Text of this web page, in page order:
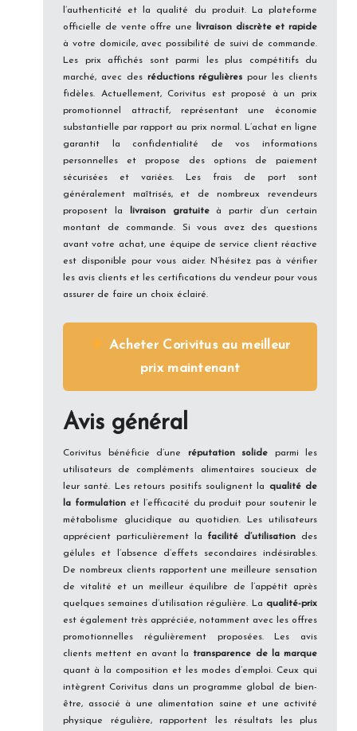
l’authenticité et la qualité du produit. La plateforme
officielle de vente offre une
livraison discrète et rapide
à votre domicile, avec possibilité de suivi de commande.
Les prix affichés sont parmi les plus compétitifs du
marché, avec des réductions régulières pour les clients
fidèles. Actuellement, Corivitus est proposé à un prix
promotionnel attractif, représentant une économie
substantielle par rapport au prix normal. L’achat en ligne
garantit la confidentialité de vos informations
personnelles et propose des options de paiement
sécurisées et variées. Les frais de port sont
généralement maîtrisés, et de nombreux revendeurs
proposent la
livraison gratuiteà partir d’un certain
montant de commande. Si vous avez des questions
avant votre achat, une équipe de service client réactive
est disponible pour vous aider. N’hésitez pas à vérifier
les avis clients et les certifications du vendeur pour vous
assurer de faire un choix éclairé.
Acheter Corivitus au meilleur
prix maintenant
Avis général
Corivitus bénéficie d’une réputation solide parmi les
utilisateurs de compléments alimentaires soucieux de
leur santé. Les retours positifs soulignent la
qualité de
la formulationet l’efficacité du produit pour soutenir le
métabolisme glucidique au quotidien. Les utilisateurs
apprécient particulièrement la facilité d’utilisation des
gélules et l’absence d’effets secondaires indésirables.
De nombreux clients rapportent une meilleure sensation
de vitalité et un meilleur équilibre de l’appétit après
quelques semaines d’utilisation régulière. La qualité-prix
est également très appréciée, notamment avec les offres
promotionnelles régulièrement proposées. Les avis
clients mettent en avant la transparence de la marque
quant à la composition et les modes d’emploi. Ceux qui
intègrent Corivitus dans un programme global de bien-
être, associé à une alimentation saine et une activité
physique régulière, rapportent les résultats les plus